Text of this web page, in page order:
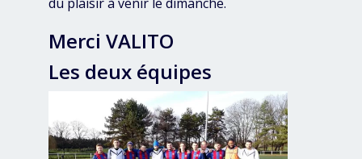
Merci VALITO
Les deux équipes